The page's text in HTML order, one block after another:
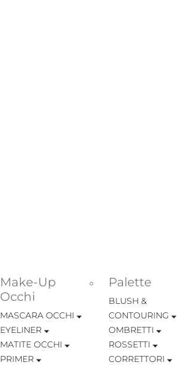
Make-Up
Occhi
MASCARA OCCHI
EYELINER
MATITE OCCHI
PRIMER
Palette
BLUSH &
CONTOURING
OMBRETTI
ROSSETTI
CORRETTORI